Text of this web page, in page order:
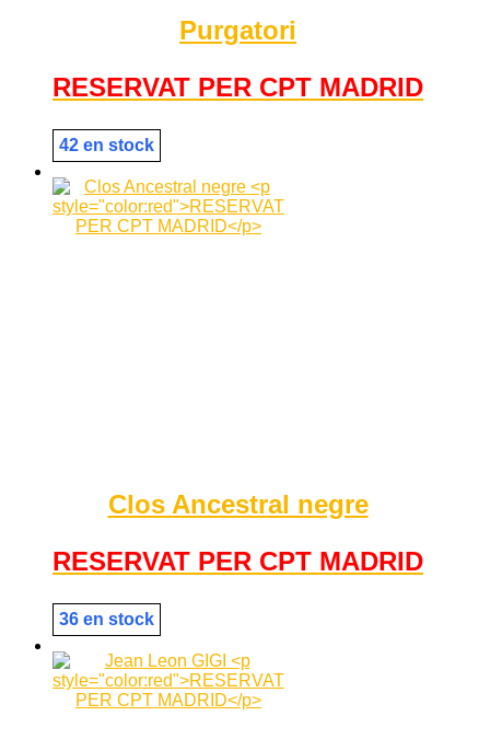
Purgatori
RESERVAT PER CPT MADRID
42 en stock
Clos Ancestral negre
RESERVAT PER CPT MADRID
36 en stock